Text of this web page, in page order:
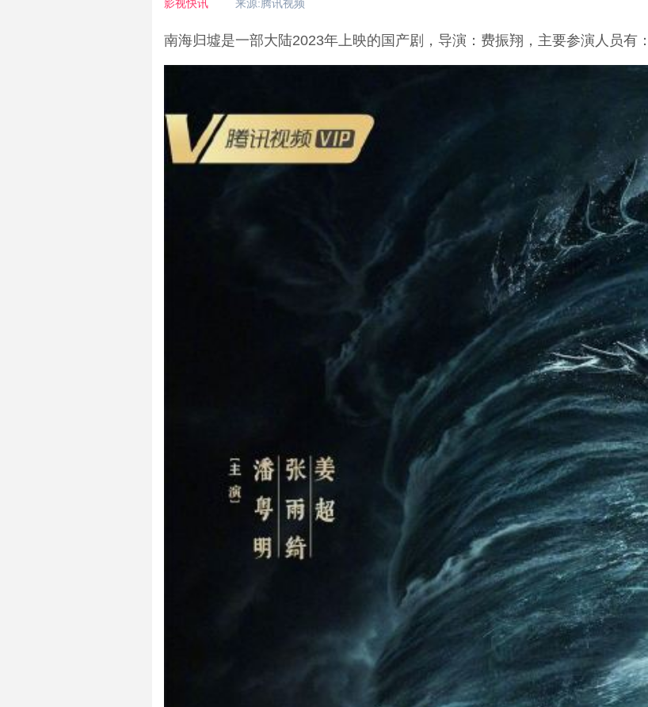
影视快讯 来源:腾讯视频
南海归墟是一部大陆2023年上映的国产剧，导演：费振翔，主要参演人员有